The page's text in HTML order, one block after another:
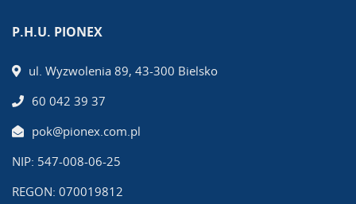
P.H.U. PIONEX
ul. Wyzwolenia 89, 43-300 Bielsko
60 042 39 37
pok@pionex.com.pl
NIP: 547-008-06-25
REGON: 070019812